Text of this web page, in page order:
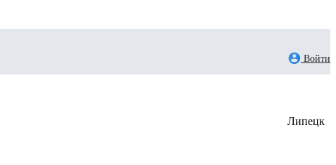
Войти
Липецк